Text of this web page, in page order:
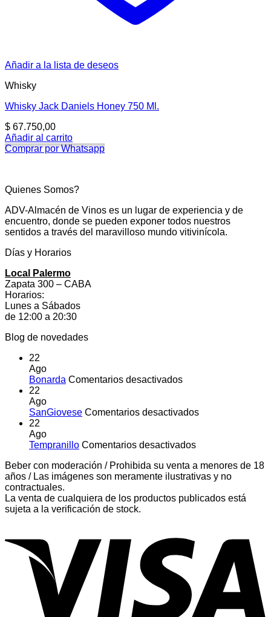
Añadir a la lista de deseos
Whisky
Whisky Jack Daniels Honey 750 Ml.
$ 67.750,00
Añadir al carrito
Comprar por Whatsapp
Quienes Somos?
ADV-Almacén de Vinos es un lugar de experiencia y de
encuentro, donde se pueden exponer todos nuestros
sentidos a través del maravilloso mundo vitivinícola.
Días y Horarios
Local Palermo
Zapata 300 – CABA
Horarios:
Lunes a Sábados
de 12:00 a 20:30
Blog de novedades
22
Ago
Bonarda Comentarios desactivadosen
22
Ago
SanGiovese Comentarios desactivadosen
22
Ago
Tempranillo Comentarios desactivadosen
Beber con moderación / Prohibida su venta a menores de 18
años / Las imágenes son meramente ilustrativas y no
contractuales.
La venta de cualquiera de los productos publicados está
sujeta a la verificación de stock.